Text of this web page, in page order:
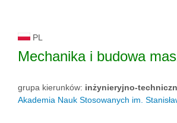
PL
Mechanika i budowa
grupa kierunków: inżynieryjno-
Akademia Nauk Stosowanych im.